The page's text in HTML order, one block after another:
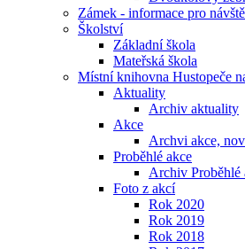
Zámek - informace pro
Školství
Základní škola
Mateřská škola
Místní knihovna Hustopeče
Aktuality
Archiv aktuality
Akce
Archvi akce,
Proběhlé akce
Archiv
Foto z akcí
Rok 2020
Rok 2019
Rok 2018